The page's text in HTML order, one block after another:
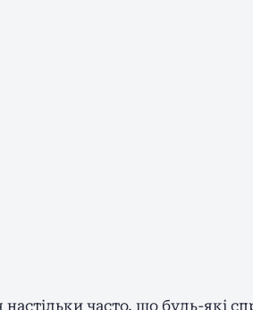
настільки часто, що будь-які